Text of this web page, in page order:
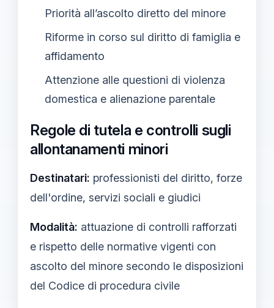
Priorità all’ascolto diretto del minore
Riforme in corso sul diritto di famiglia e
affidamento
Attenzione alle questioni di violenza
domestica e alienazione parentale
Regole di tutela e controlli sugli
allontanamenti minori
Destinatari: professionisti del diritto, forze
dell'ordine, servizi sociali e giudici
Modalità: attuazione di controlli rafforzati
e rispetto delle normative vigenti con
ascolto del minore secondo le disposizioni
del Codice di procedura civile